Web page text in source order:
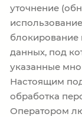
уточнение
блокирование
данных, под
указанные
Настоящим
обработка
Оператором